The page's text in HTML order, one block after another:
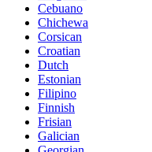
Cebuano
Chichewa
Corsican
Croatian
Dutch
Estonian
Filipino
Finnish
Frisian
Galician